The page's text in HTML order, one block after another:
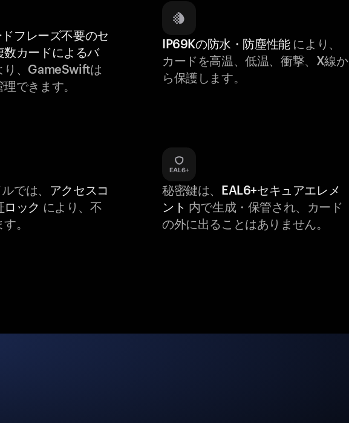
フレーズ不要のセ
数カードによるバ
り、GameSwiftは
できます。
IP69Kの防水・防塵性能により、
カードを高温、低温、衝撃、X線か
ら保護します。
では、 アクセスコ
ロック により、不
。
秘密鍵は、 EAL6+セキュアエレメ
ント 内で生成・保管され、カード
の外に出ることはありません。